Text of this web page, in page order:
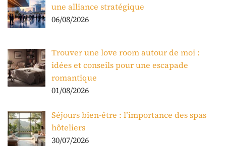
une alliance stratégique
06/08/2026
Trouver une love room autour de moi :
idées et conseils pour une escapade
romantique
01/08/2026
Séjours bien-être : l’importance des spas
hôteliers
30/07/2026